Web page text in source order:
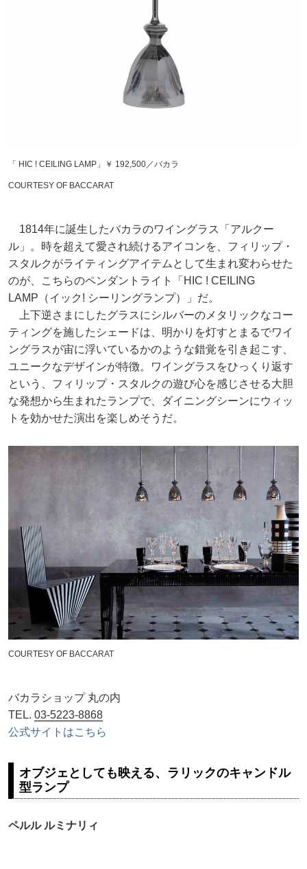
「 HIC ! CEILING LAMP」￥ 192,500／バカラ
COURTESY OF BACCARAT
1814年に誕生したバカラのワイングラス「アルクー
ル」。時を超えて愛され続けるアイコンを、フィリップ・
スタルクがライティングアイテムとして生まれ変わらせた
のが、こちらのペンダントライト「HIC ! CEILING
LAMP（イック! シーリングランプ）」だ。
上下逆さまにしたグラスにシルバーのメタリックなコー
ティングを施したシェードは、明かりを灯すとまるでワイ
ングラスが宙に浮いているかのような錯覚を引き起こす、
ユニークなデザインが特徴。ワイングラスをひっくり返す
という、フィリップ・スタルクの遊び心を感じさせる大胆
な発想から生まれたランプで、ダイニングシーンにウィッ
トを効かせた演出を楽しめそうだ。
COURTESY OF BACCARAT
バカラショップ 丸の内
TEL.03-5223-8868
公式サイトはこちら
オブジェとしても映える、ラリックのキャンドル
型ランプ
ペルル ルミナリィ